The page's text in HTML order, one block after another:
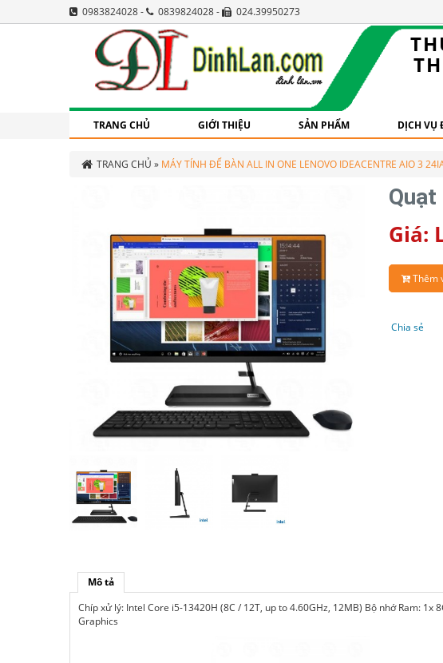
0983824028 - 0839824028 - 024.39950273
TRANG CHỦ GIỚI THIỆU SẢN PHẨM DỊCH VỤ
TRANG CHỦ » MÁY TÍNH ĐỂ BÀN ALL IN ONE LENOVO IDEACENTRE AIO 3
Giá:
Thêm
Chia sẻ
Mô tả
Chíp xử lý: Intel Core i5-13420H (8C / 12T, up to 4.60GHz, 12MB) Bộ nhớ Ram: 1x
Graphics